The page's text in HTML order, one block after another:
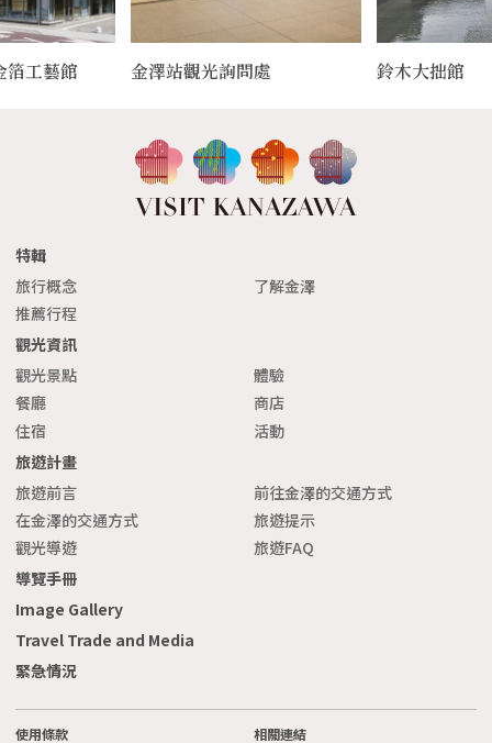
箔工藝館 金澤站觀光詢問處 鈴木大拙館
特輯
旅行概念
了解金澤
推薦行程
觀光資訊
觀光景點
體驗
餐廳
商店
住宿
活動
旅遊計畫
旅遊前言
前往金澤的交通方式
在金澤的交通方式
旅遊提示
觀光導遊
旅遊FAQ
導覽手冊
Image Gallery
Travel Trade and Media
緊急情況
使用條款 相關連結